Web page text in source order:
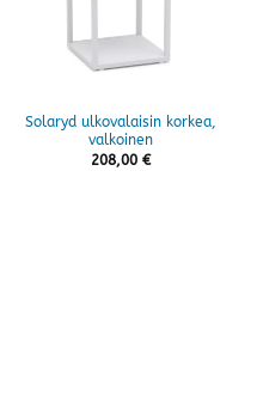
Solaryd ulkovalaisin korkea,
valkoinen
208,00 €